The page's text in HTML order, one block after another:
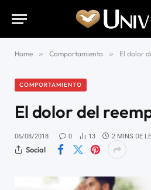
Home » Comportamiento » El dolor
COMPORTAMIENTO
El dolor del
06/08/2018 0 13 2 MINS DE
Social